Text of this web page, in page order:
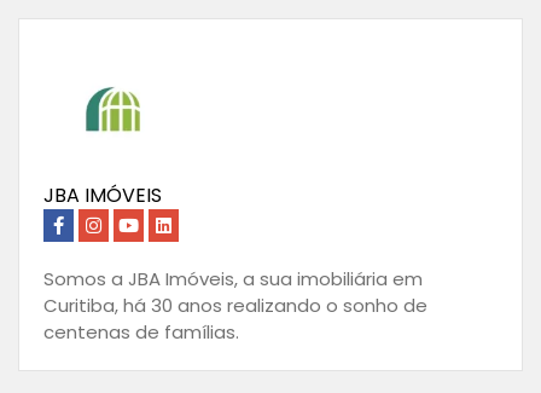
JBA IMÓVEIS
Somos a JBA Imóveis, a sua imobiliária em
Curitiba, há 30 anos realizando o sonho de
centenas de famílias.